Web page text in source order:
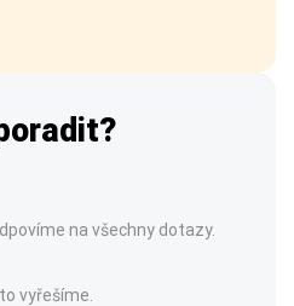
na všechny dotazy.
vyřešíme.